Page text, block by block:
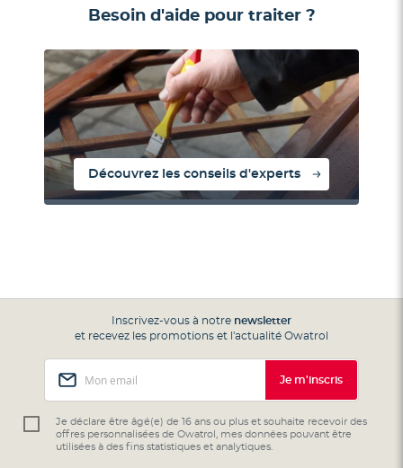
Besoin d'aide pour traiter ?
Découvrez les conseils d'experts
Inscrivez-vous à notre newsletter
et recevez les promotions et l'actualité Owatrol
notre
lettre
d’information
Je m'inscris
Je déclare être âgé(e) de 16 ans ou plus et souhaite recevoir des
offres personnalisées de Owatrol, mes données pouvant être
utilisées à des fins statistiques et analytiques.